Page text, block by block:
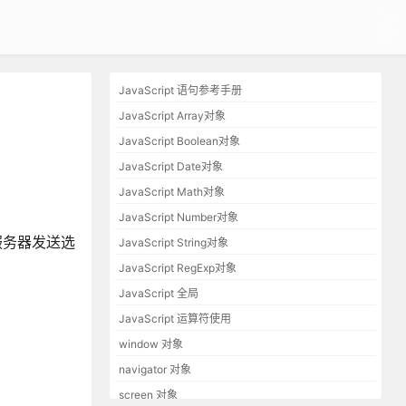
JavaScript 语句参考手册
JavaScript Array对象
JavaScript Boolean对象
JavaScript Date对象
JavaScript Math对象
JavaScript Number对象
JavaScript String对象
JavaScript RegExp对象
JavaScript 全局
JavaScript 运算符使用
window 对象
navigator 对象
screen 对象
器发送选